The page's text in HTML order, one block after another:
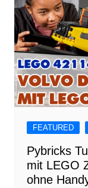
FEATURED
Pybricks
mit LEGO
ohne